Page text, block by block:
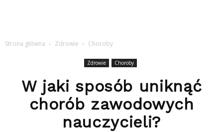
Strona główna Zdrowie Choroby
Zdrowie Choroby
W jaki sposób uniknąć
chorób zawodowych
nauczycieli?